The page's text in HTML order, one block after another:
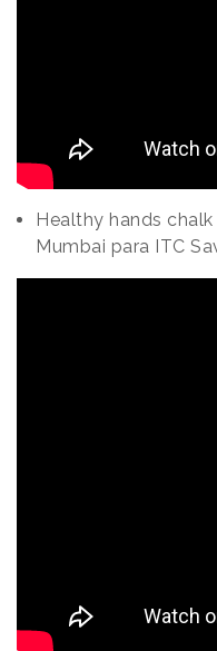
Healthy hands
Mumbai para ITC